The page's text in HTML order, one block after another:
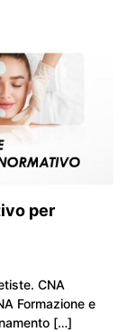
per
CNA
Formazione e
[…]